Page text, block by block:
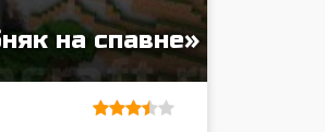
на спавне»